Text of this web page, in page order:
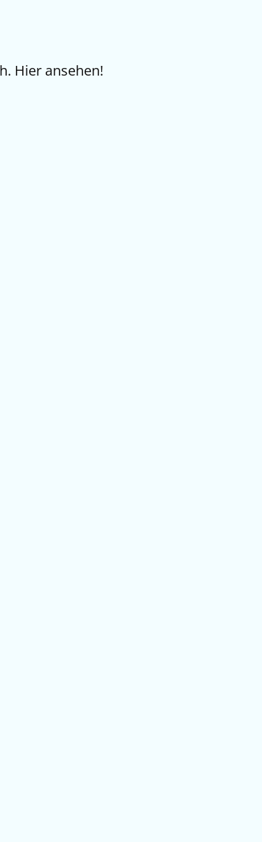
Hier ansehen!